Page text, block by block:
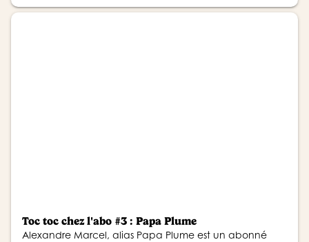
Toc toc chez l'abo #3 : Papa Plume
Alexandre Marcel, alias Papa Plume est un abonné